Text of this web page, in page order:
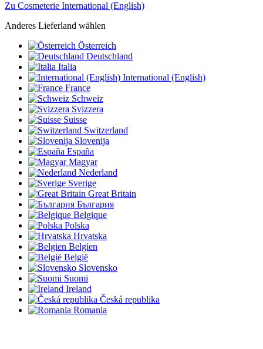
Zu Cosmeterie International (English)
Anderes Lieferland wählen
Österreich
Deutschland
Italia
International (English)
France
Schweiz
Svizzera
Suisse
Switzerland
Slovenija
España
Magyar
Nederland
Sverige
Great Britain
България
Belgique
Polska
Hrvatska
Belgien
België
Slovensko
Suomi
Ireland
Česká republika
Romania